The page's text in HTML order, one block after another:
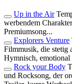
Up in the Air
werbendem
Premiumsong...
Explorers Venture
Filmmusik, die stetig
Hymnisch,
Rock your Body
und Rocksong, der